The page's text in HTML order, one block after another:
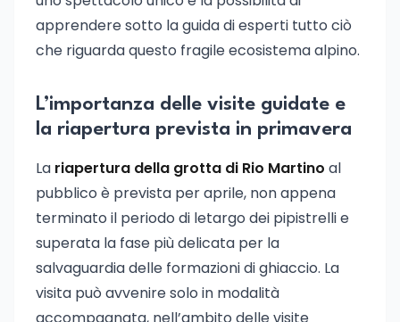
apprendere sotto la guida di esperti tutto ciò
che riguarda questo fragile ecosistema alpino.
L’importanza delle visite guidate e
la riapertura prevista in primavera
La riapertura della grotta di Rio Martino al
pubblico è prevista per aprile, non appena
terminato il periodo di letargo dei pipistrelli e
superata la fase più delicata per la
salvaguardia delle formazioni di ghiaccio. La
visita può avvenire solo in modalità